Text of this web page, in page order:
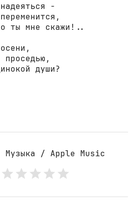
-
ты мне скажи!..
души?
Музыка / Apple Music